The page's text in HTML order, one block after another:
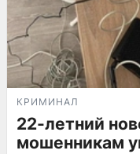
КРИМИНАЛ
22-летний
мошенникам